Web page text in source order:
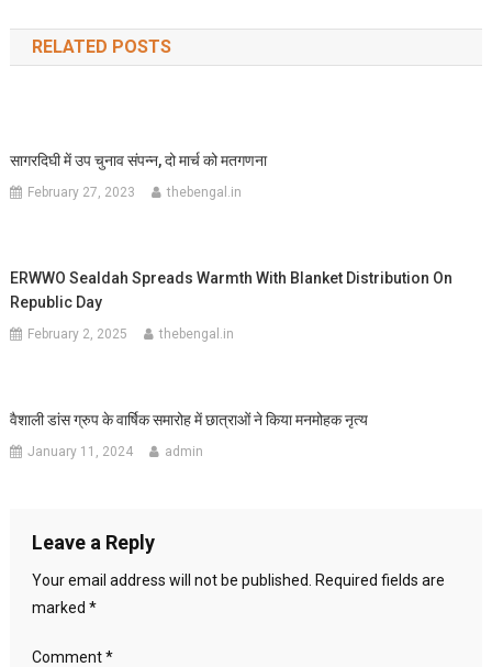
navigation
RELATED POSTS
सागरदिघी में उप चुनाव संपन्न, दो मार्च को मतगणना
February 27, 2023 thebengal.in
ERWWO Sealdah Spreads Warmth With Blanket Distribution On
Republic Day
February 2, 2025 thebengal.in
वैशाली डांस ग्रुप के वार्षिक समारोह में छात्राओं ने किया मनमोहक नृत्य
January 11, 2024 admin
Leave a Reply
Your email address will not be published.
Required fields are
marked *
Comment*